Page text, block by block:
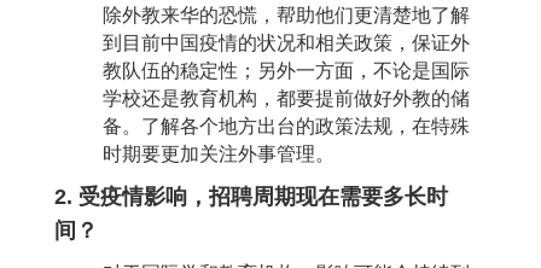
除外教来华的恐慌，帮助他们更清楚地了解
到目前中国疫情的状况和相关政策，保证外
教队伍的稳定性；另外一方面，不论是国际
学校还是教育机构，都要提前做好外教的储
备。了解各个地方出台的政策法规，在特殊
时期要更加关注外事管理。
2. 受疫情影响，招聘周期现在需要多长时
间？